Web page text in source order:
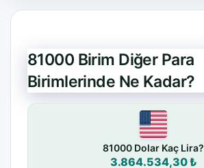
81000 Birim Diğer Para
Birimlerinde Ne Kadar?
81000 Dolar Kaç Lira?
3.864.534,30 ₺